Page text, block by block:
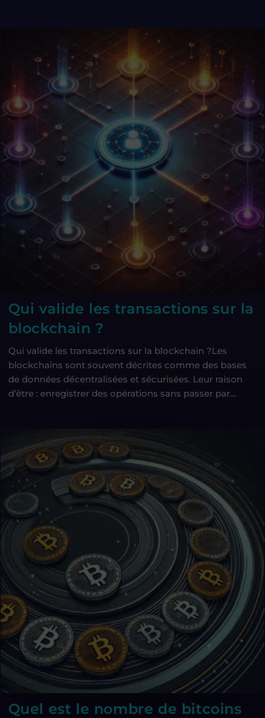
Qui valide les transactions sur la
blockchain ?
Qui valide les transactions sur la blockchain ?Les
blockchains sont souvent décrites comme des bases
de données décentralisées et sécurisées. Leur raison
d’être : enregistrer des opérations sans passer par…
Quel est le nombre de bitcoins